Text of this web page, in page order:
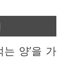
양’을 가